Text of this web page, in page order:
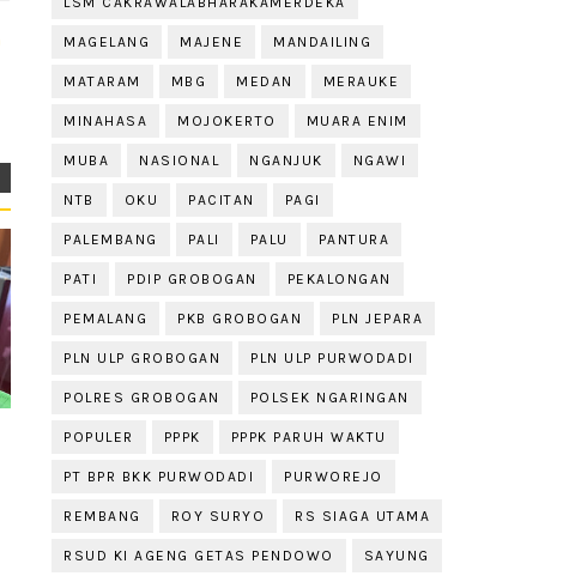
MAGELANG MAJENE MANDAILING
MATARAM MBG MEDAN MERAUKE
MINAHASA MOJOKERTO MUARA ENIM
MUBA NASIONAL NGANJUK NGAWI
NTB OKU PACITAN PAGI
PALEMBANG PALI PALU PANTURA
PATI PDIP GROBOGAN PEKALONGAN
PEMALANG PKB GROBOGAN PLN JEPARA
PLN ULP GROBOGAN PLN ULP PURWODADI
POLRES GROBOGAN POLSEK NGARINGAN
POPULER PPPK PPPK PARUH WAKTU
PT BPR BKK PURWODADI PURWOREJO
REMBANG ROY SURYO RS SIAGA UTAMA
RSUD KI AGENG GETAS PENDOWO SAYUNG